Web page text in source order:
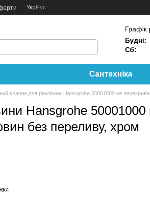
УкрРус
Графік
Будні:
Сб:
Сантехніка
клапан для раковини Hansgrohe 50001000 не
Hansgrohe 50001000
без переливу, хром